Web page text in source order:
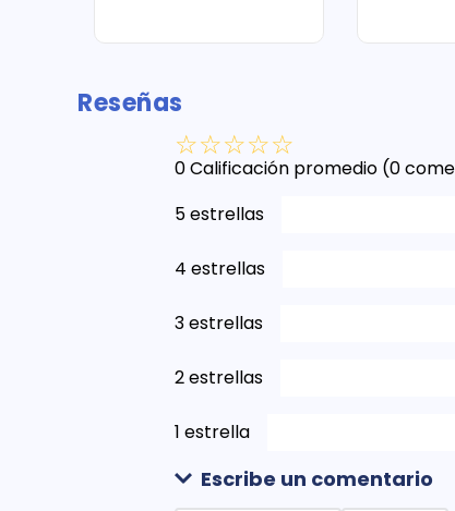
Reseñas
☆☆☆☆☆
0 Calificación promedio (0
5 estrellas
4 estrellas
3 estrellas
2 estrellas
1 estrella
Escribe un comentario